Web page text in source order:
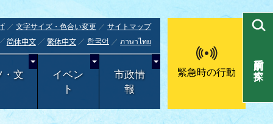
文字サイズ・色合い変更
サイトマップ
简体中文 繁体中文 한국어 ภาษาไทย
・文
イベン
ト
市政情
報
緊急時の行動 目的別で探す